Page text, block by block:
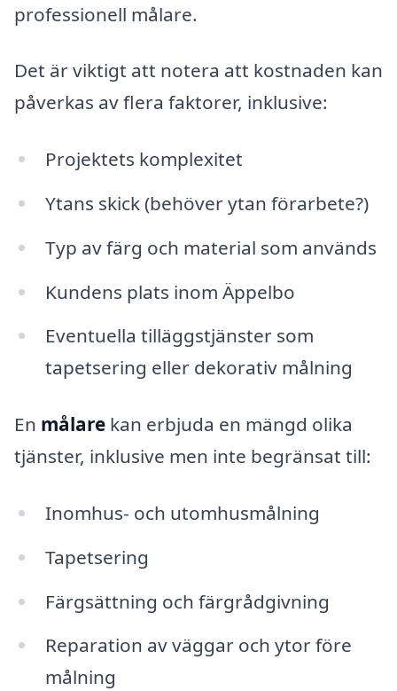
professionell målare.
Det är viktigt att notera att kostnaden kan
påverkas av flera faktorer, inklusive:
Projektets komplexitet
Ytans skick (behöver ytan förarbete?)
Typ av färg och material som används
Kundens plats inom Äppelbo
Eventuella tilläggstjänster som
tapetsering eller dekorativ målning
En målare kan erbjuda en mängd olika
tjänster, inklusive men inte begränsat till:
Inomhus- och utomhusmålning
Tapetsering
Färgsättning och färgrådgivning
Reparation av väggar och ytor före
målning